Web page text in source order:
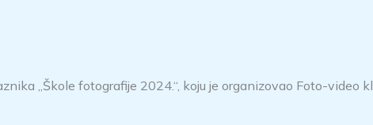
„Škole fotografije 2024.“, koju je organizovao Foto-video